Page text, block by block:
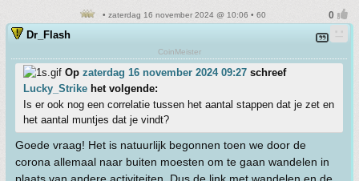
• zaterdag 16 november 2024 @ 10:06 • 60
Dr_Flash
CoinMeister
Op zaterdag 16 november 2024 09:27 schreef
Lucky_Strike het volgende:
Is er ook nog een correlatie tussen het aantal stappen dat je zet en
het aantal muntjes dat je vindt?
Goede vraag! Het is natuurlijk begonnen toen we door de
corona allemaal naar buiten moesten om te gaan wandelen in